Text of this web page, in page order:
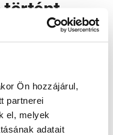
Ön hozzájárul,
partnerei
el, melyek
adatait
történt